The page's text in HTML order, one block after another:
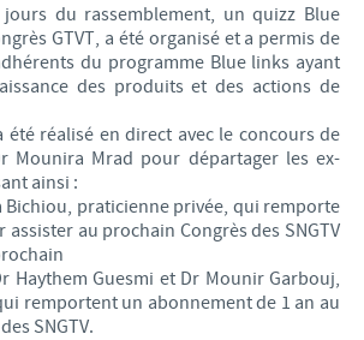
du rassemblement, un quizz Blue
GTVT, a été organisé et a permis de
du programme Blue links ayant
des produits et des actions de
été réalisé en direct avec le concours de
Mounira Mrad pour départager les ex-
ainsi :
Bichiou, praticienne privée, qui remporte
au prochain Congrès des SNGTV
Haythem Guesmi et Dr Mounir Garbouj,
remportent un abonnement de 1 an au
SNGTV.